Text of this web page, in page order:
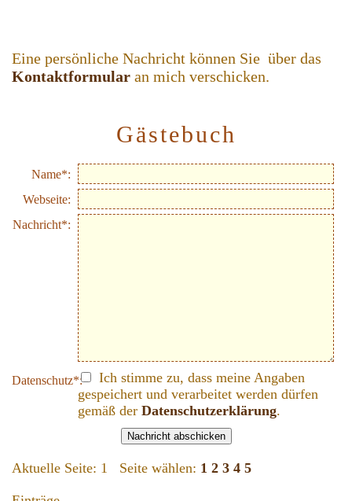
Eine persönliche Nachricht können Sie über das
Kontaktformular an mich verschicken.
Gästebuch
Name*:
Webseite:
Nachricht*:
Datenschutz*:
Ich stimme zu, dass meine Angaben
gespeichert und verarbeitet werden dürfen
gemäß der Datenschutzerklärung.
Aktuelle Seite: 1 Seite wählen: 1 2 3 4 5